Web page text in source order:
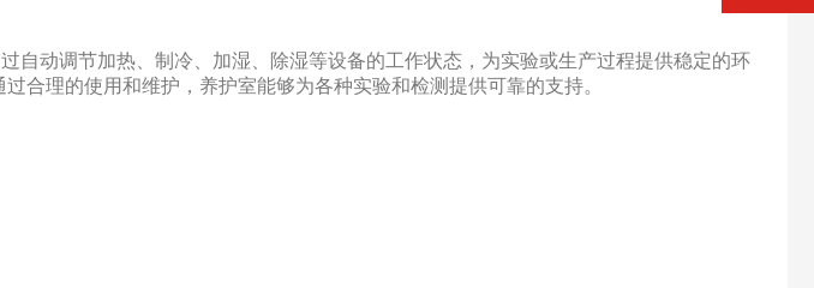
节加热、制冷、加湿、除湿等设备的工作状态，为实验或生产过程提供稳定的环
合理的使用和维护，养护室能够为各种实验和检测提供可靠的支持。